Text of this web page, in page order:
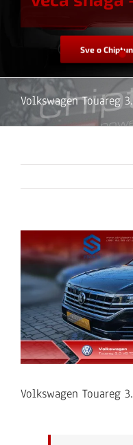
Sve o
Volkswagen Touareg
Volkswagen Touareg